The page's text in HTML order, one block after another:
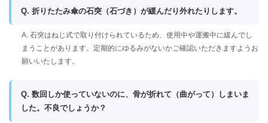
Q. 折りたたみ傘の石突（石づき）が緩んだり外れたりします。
A. 石突はねじ式で取り付けられているため、使用中や運搬中に緩んでし
まうことがあります。定期的にゆるみがないかご確認いただきますようお
願いいたします。
Q. 数回しか使っていないのに、骨が折れて（曲がって）しまいま
した。不良でしょうか？